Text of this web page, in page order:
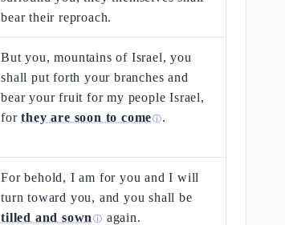
bear their reproach.
But you, mountains of Israel, you
shall put forth your branches and
bear your fruit for my people Israel,
forthey are soon to comeⓘ.
For behold, I am for you and I will
turn toward you, and you shall be
tilled and sown ⓘ again.